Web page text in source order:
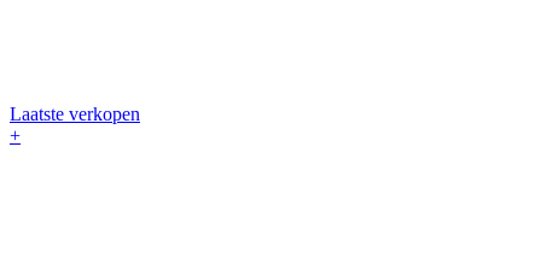
Laatste verkopen
+